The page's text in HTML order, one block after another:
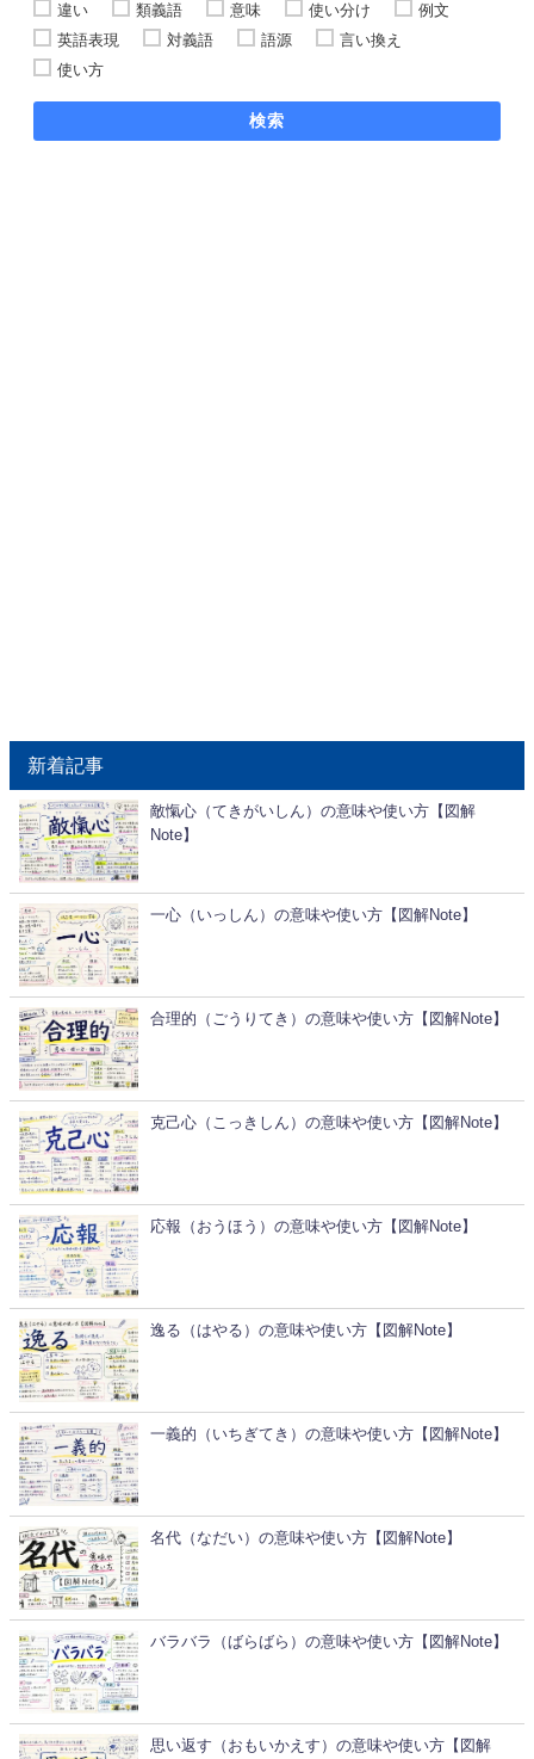
違い 類義語 意味 使い分け
例文
英語表現
対義語 語源
言い換え
使い方
検索
新着記事
敵愾心（てきがいしん）の意味や使い方【図解
Note】
一心（いっしん）の意味や使い方【図解Note】
合理的（ごうりてき）の意味や使い方【図解Note】
克己心（こっきしん）の意味や使い方【図解Note】
応報（おうほう）の意味や使い方【図解Note】
逸る（はやる）の意味や使い方【図解Note】
一義的（いちぎてき）の意味や使い方【図解Note】
名代（なだい）の意味や使い方【図解Note】
バラバラ（ばらばら）の意味や使い方【図解Note】
思い返す（おもいかえす）の意味や使い方【図解